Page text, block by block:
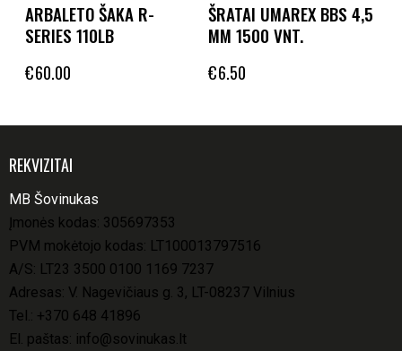
ARBALETO ŠAKA R-
SERIES 110LB
€60.00
ŠRATAI UMAREX BBS 4,5
MM 1500 VNT.
€6.50
REKVIZITAI
MB Šovinukas
Įmonės kodas: 305697353
PVM mokėtojo kodas: LT100013797516
A/S: LT23 3500 0100 1169 7237
Adresas: V. Nagevičiaus g. 3, LT-08237 Vilnius
Tel.: +370 648 41896
El. paštas: info@sovinukas.lt